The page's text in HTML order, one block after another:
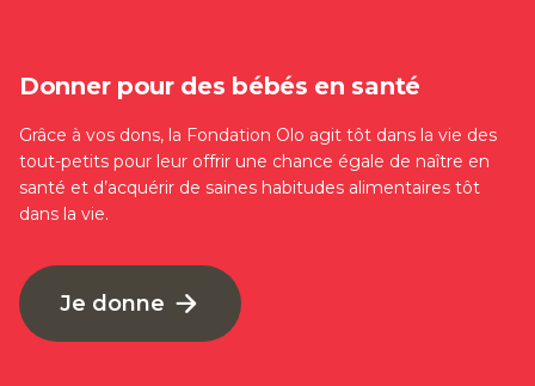
Donner pour des bébés en santé
Grâce à vos dons, la Fondation Olo agit tôt dans la vie des
tout-petits pour leur offrir une chance égale de naître en
santé et d’acquérir de saines habitudes alimentaires tôt
dans la vie.
Je donne